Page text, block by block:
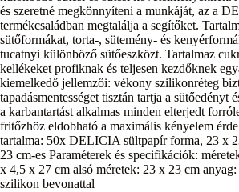
és szeretné megkönnyíteni a munkáját, az a
termékcsaládban megtalálja a segítőket.
sütőformákat, torta-, sütemény- és
tucatnyi különböző sütőeszközt. Tartalmaz
kellékeket profiknak és teljesen kezdőknek
kiemelkedő jellemzői: vékony szilikonréteg
tapadásmentességet tisztán tartja a sütőedényt
a karbantartást alkalmas minden elterjedt
fritőzhöz eldobható a maximális kényelem
tartalma: 50x DELICIA sültpapír forma, 23 x
23 cm-es Paraméterek és specifikációk:
x 4,5 x 27 cm alsó méretek: 23 x 23 cm
szilikon bevonattal